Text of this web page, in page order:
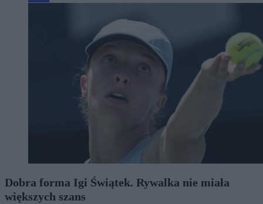
Dobra forma Igi Świątek. Rywalka nie miała
większych szans